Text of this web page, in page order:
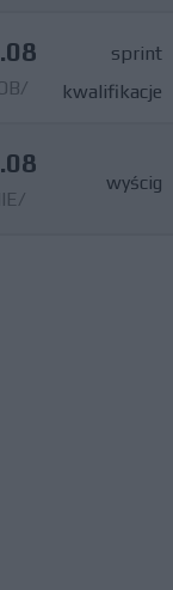
sprint
kwalifikacje
wyścig